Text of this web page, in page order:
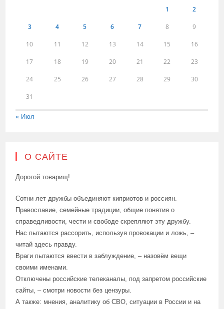
1 2
3 4 5 6 7 8 9
10 11 12 13 14 15 16
17 18 19 20 21 22 23
24 25 26 27 28 29 30
31
« Июл
О САЙТЕ
Дорогой товарищ!
Сотни лет дружбы объединяют киприотов и россиян.
Православие, семейные традиции, общие понятия о
справедливости, чести и свободе скрепляют эту дружбу.
Нас пытаются рассорить, используя провокации и ложь, –
читай здесь правду.
Враги пытаются ввести в заблуждение, – назовём вещи
своими именами.
Отключены российские телеканалы, под запретом российские
сайты, – смотри новости без цензуры.
А также: мнения, аналитику об СВО, ситуации в России и на